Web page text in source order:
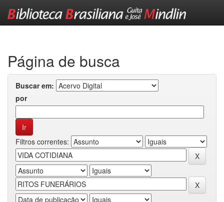
Página de busca
Buscar em:
por
Filtros correntes: